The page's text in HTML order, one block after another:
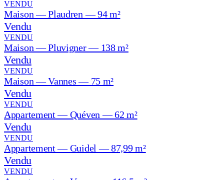
VENDU
Maison — Plaudren — 94 m²
Vendu
VENDU
Maison — Pluvigner — 138 m²
Vendu
VENDU
Maison — Vannes — 75 m²
Vendu
VENDU
Appartement — Quéven — 62 m²
Vendu
VENDU
Appartement — Guidel — 87,99 m²
Vendu
VENDU